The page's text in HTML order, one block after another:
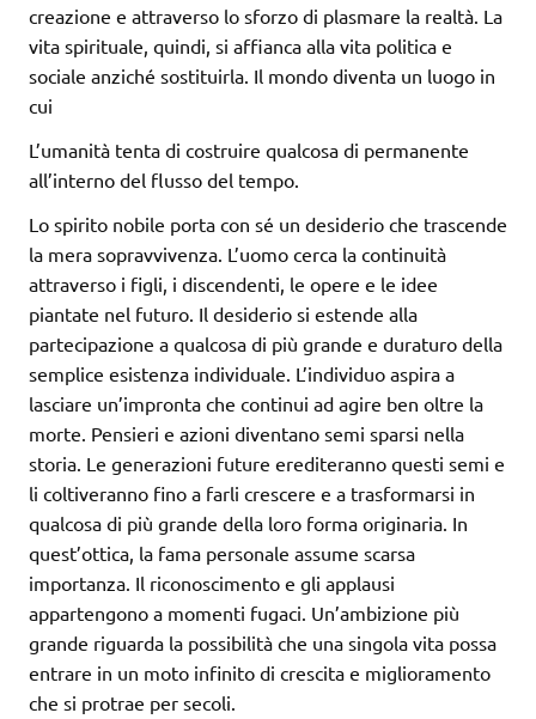
creazione e attraverso lo sforzo di plasmare la realtà. La
vita spirituale, quindi, si affianca alla vita politica e
sociale anziché sostituirla. Il mondo diventa un luogo in
cui
L’umanità tenta di costruire qualcosa di permanente
all’interno del flusso del tempo.
Lo spirito nobile porta con sé un desiderio che trascende
la mera sopravvivenza. L’uomo cerca la continuità
attraverso i figli, i discendenti, le opere e le idee
piantate nel futuro. Il desiderio si estende alla
partecipazione a qualcosa di più grande e duraturo della
semplice esistenza individuale. L’individuo aspira a
lasciare un’impronta che continui ad agire ben oltre la
morte. Pensieri e azioni diventano semi sparsi nella
storia. Le generazioni future erediteranno questi semi e
li coltiveranno fino a farli crescere e a trasformarsi in
qualcosa di più grande della loro forma originaria. In
quest’ottica, la fama personale assume scarsa
importanza. Il riconoscimento e gli applausi
appartengono a momenti fugaci. Un’ambizione più
grande riguarda la possibilità che una singola vita possa
entrare in un moto infinito di crescita e miglioramento
che si protrae per secoli.